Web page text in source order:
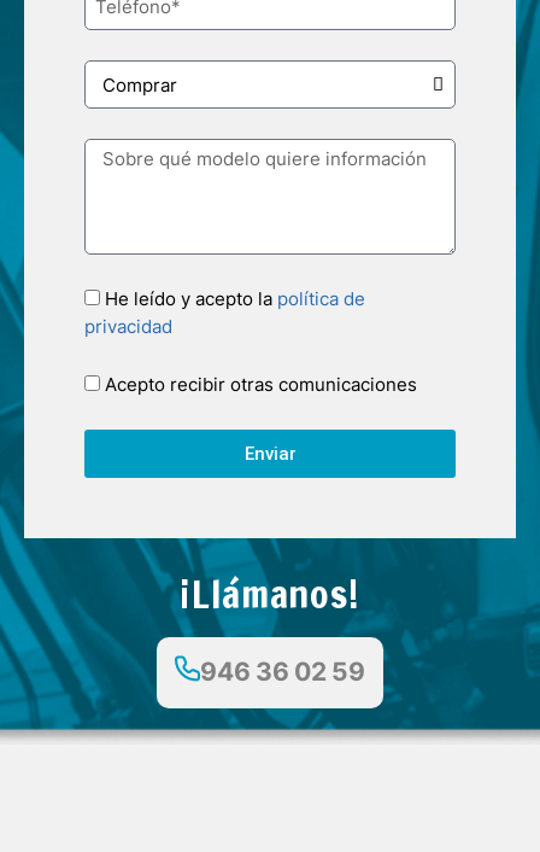
He leído y acepto la política de
privacidad
Acepto recibir otras comunicaciones
Enviar
¡Llámanos!
946 36 02 59